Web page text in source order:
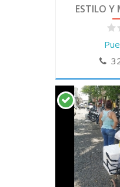
ESTILO Y